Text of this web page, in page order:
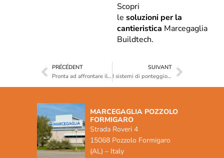
Scopri
le soluzioni per la
cantieristica Marcegaglia
Buildtech.
PRÉCÉDENT
Pronta ad affrontare il mercato russo, Marcegaglia Buildtech è il partner giusto per la sicurezza stradale in qualsiasi parte del mondo.
SUIVANT
I sistemi di ponteggio Marcegaglia Buildtech Realpont Frame e SM8 ottengono la certificazione GOST
MARCEGAGLIA POZZOLO
FORMIGARO
Strada Roveri 4
15068 Pozzolo Formigaro
(AL) – Italy